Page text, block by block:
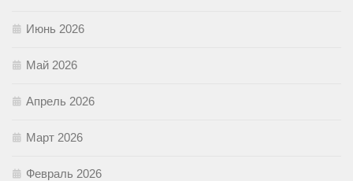
Июнь 2026
Май 2026
Апрель 2026
Март 2026
Февраль 2026